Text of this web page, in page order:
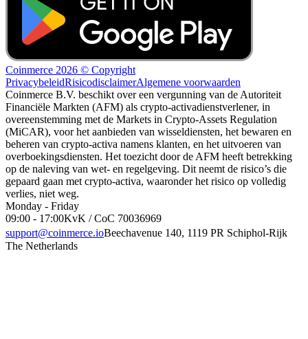
Coinmerce 2026 © Copyright
PrivacybeleidRisicodisclaimerAlgemene voorwaarden
Coinmerce B.V. beschikt over een vergunning van de Autoriteit
Financiële Markten (AFM) als crypto-activadienstverlener, in
overeenstemming met de Markets in Crypto-Assets Regulation
(MiCAR), voor het aanbieden van wisseldiensten, het bewaren en
beheren van crypto-activa namens klanten, en het uitvoeren van
overboekingsdiensten. Het toezicht door de AFM heeft betrekking
op de naleving van wet- en regelgeving. Dit neemt de risico’s die
gepaard gaan met crypto-activa, waaronder het risico op volledig
verlies, niet weg.
Monday - Friday
09:00 - 17:00KvK / CoC 70036969
support@coinmerce.ioBeechavenue 140, 1119 PR Schiphol-Rijk
The Netherlands